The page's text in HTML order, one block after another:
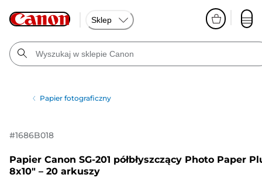
Sklep
Papier fotograficzny
#1686B018
Papier Canon SG-201 półbłyszczący Photo Paper
8x10" – 20 arkuszy